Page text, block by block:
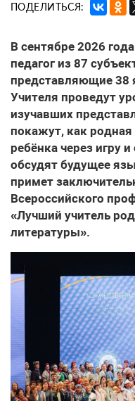
ПОДЕЛИТЬСЯ:
В сентябре 2026
педагог из 87
представляющие 38
Учителя проведут
изучавших
покажут, как
ребёнка через игру
обсудят будущее
примет
Всероссийского
«Лучший учитель
литературы».